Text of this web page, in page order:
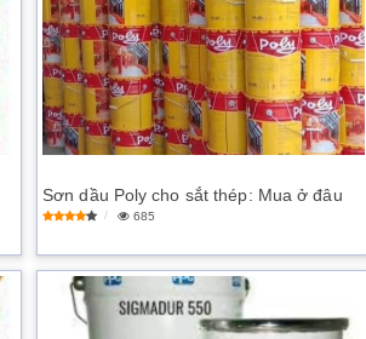
Sơn dầu Poly cho sắt thép: Mua ở đâu
685